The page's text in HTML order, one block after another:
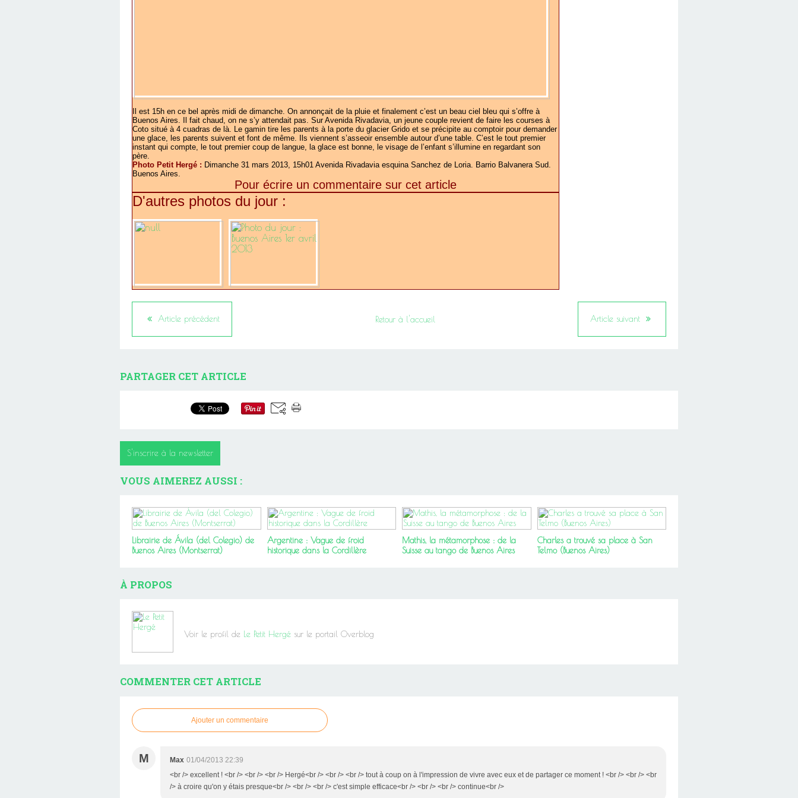
Il est 15h en ce bel après midi de dimanche. On annonçait de la pluie et finalement c’est un beau ciel bleu qui s’offre à
Buenos Aires. Il fait chaud, on ne s’y attendait pas. Sur Avenida Rivadavia, un jeune couple revient de faire les courses à
Coto situé à 4 cuadras de là. Le gamin tire les parents à la porte du glacier Grido et se précipite au comptoir pour demander
une glace, les parents suivent et font de même. Ils viennent s’asseoir ensemble autour d’une table. C’est le tout premier
instant qui compte, le tout premier coup de langue, la glace est bonne, le visage de l’enfant s’illumine en regardant son
père.
Photo Petit Hergé : Dimanche 31 mars 2013, 15h01 Avenida Rivadavia esquina Sanchez de Loria. Barrio Balvanera Sud.
Buenos Aires.
Pour écrire un commentaire sur cet article
D'autres photos du jour :
Article précédent Article suivant
Retour à l'accueil
PARTAGER CET ARTICLE
S'inscrire à la newsletter
VOUS AIMEREZ AUSSI :
Librairie de Ávila (del Colegio) de
Buenos Aires (Montserrat)
Argentine : Vague de froid
historique dans la Cordillère
Mathis, la métamorphose : de la
Suisse au tango de Buenos Aires
Charles a trouvé sa place à San
Telmo (Buenos Aires)
À PROPOS
Voir le profil de Le Petit Hergé sur le portail Overblog
COMMENTER CET ARTICLE
Ajouter un commentaire
M Max 01/04/2013 22:39
<br /> excellent ! <br /> <br /> <br /> Hergé<br /> <br /> <br /> tout à coup on à l'impression de vivre avec eux et de partager ce moment ! <br /> <br /> <br
/> à croire qu'on y étais presque<br /> <br /> <br /> c'est simple efficace<br /> <br /> <br /> continue<br />